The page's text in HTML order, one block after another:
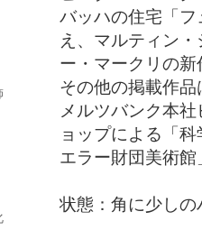
バッハの住宅「
え、マルティン
ー・マークリの
その他の掲載作
メルツバンク本
ョップによる「
エラー財団美術
状態：角に少し